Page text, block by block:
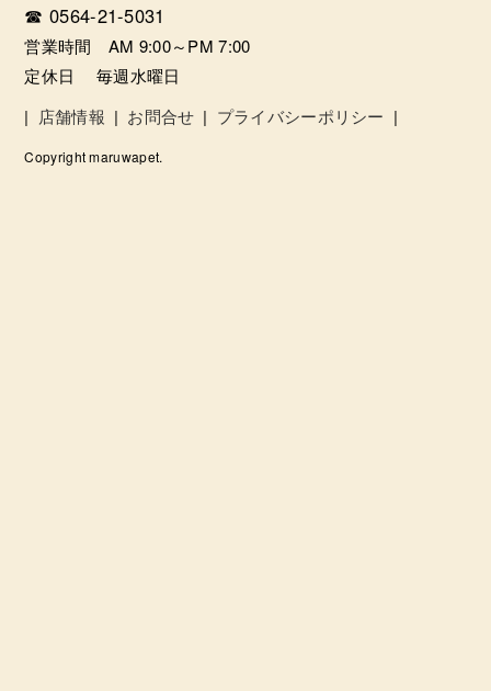
☎ 0564-21-5031
営業時間 AM 9:00～PM 7:00
定休日 毎週水曜日
| 店舗情報 | お問合せ | プライバシーポリシー |
Copyright maruwapet.